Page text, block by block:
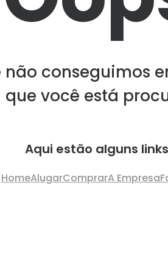
não conseguimos
que você está
Aqui estão alguns
HomeAlugarComprarA Empresa